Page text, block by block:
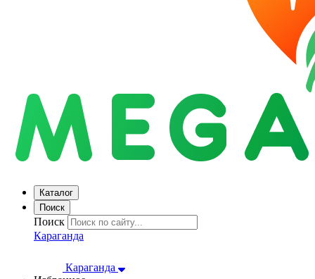
Каталог
Поиск
Поиск
Караганда
Караганда